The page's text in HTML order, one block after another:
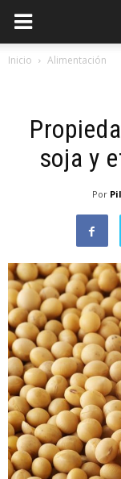
Inicio Alimentación
soja y
Por